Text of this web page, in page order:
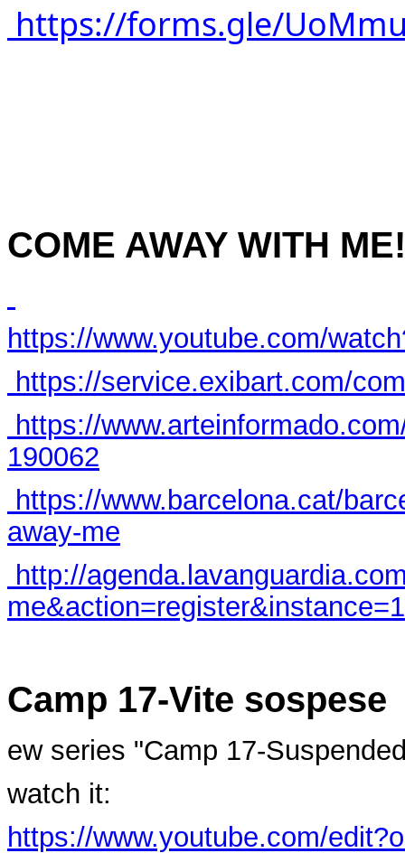
https://forms.gle/
COME AWAY WITH ME!
https://www.youtube.com/
https://service.exibart.com/
https://
190062
https://www.barcelona.cat/
away-me
http://
me&action=register&instance=1
Camp 17-Vite sospese
ew series "Camp 17-
watch it:
https://www.youtube.com/